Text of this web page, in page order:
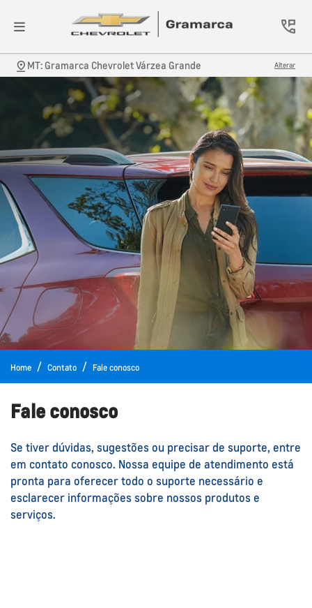
MT: Gramarca Chevrolet Várzea Grande Alterar
Home Contato Fale conosco
Fale conosco
Se tiver dúvidas, sugestões ou precisar de suporte, entre
em contato conosco. Nossa equipe de atendimento está
pronta para oferecer todo o suporte necessário e
esclarecer informações sobre nossos produtos e
serviços.